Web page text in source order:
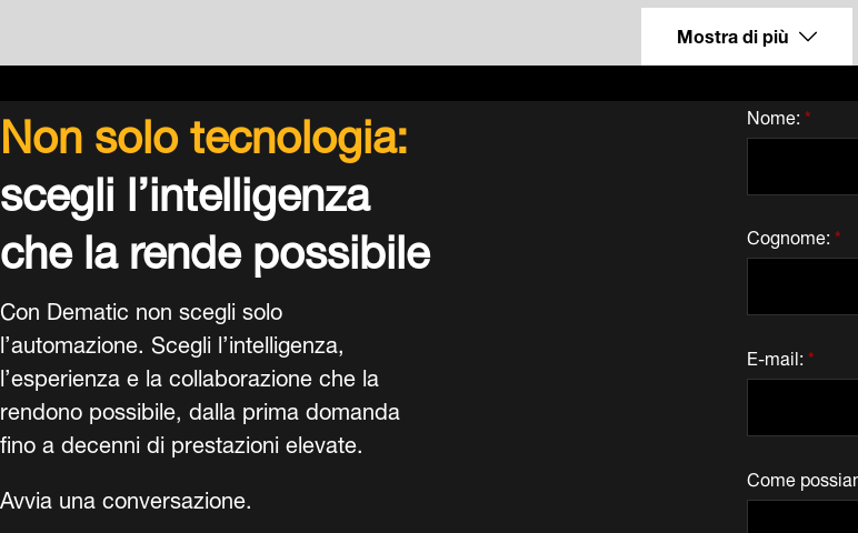
Mostra di più
Non solo tecnologia:
scegli l’intelligenza
che la rende possibile
Con Dematic non scegli solo
l’automazione. Scegli l’intelligenza,
l’esperienza e la collaborazione che la
rendono possibile, dalla prima domanda
fino a decenni di prestazioni elevate.
Avvia una conversazione.
*
Nome:
*
Cognome:
*
E-mail:
Come